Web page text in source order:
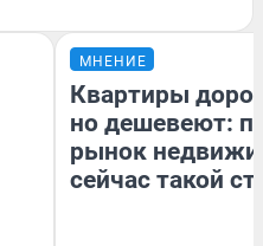
МНЕНИЕ
Квартиры
но дешевеют:
рынок
сейчас такой